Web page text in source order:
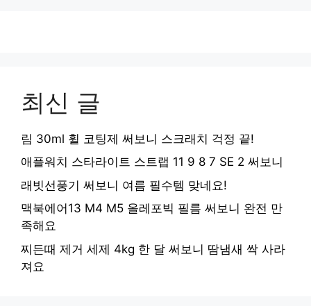
최신 글
림 30ml 휠 코팅제 써보니 스크래치 걱정 끝!
애플워치 스타라이트 스트랩 11 9 8 7 SE 2 써보니
래빗선풍기 써보니 여름 필수템 맞네요!
맥북에어13 M4 M5 올레포빅 필름 써보니 완전 만
족해요
찌든때 제거 세제 4kg 한 달 써보니 땀냄새 싹 사라
져요